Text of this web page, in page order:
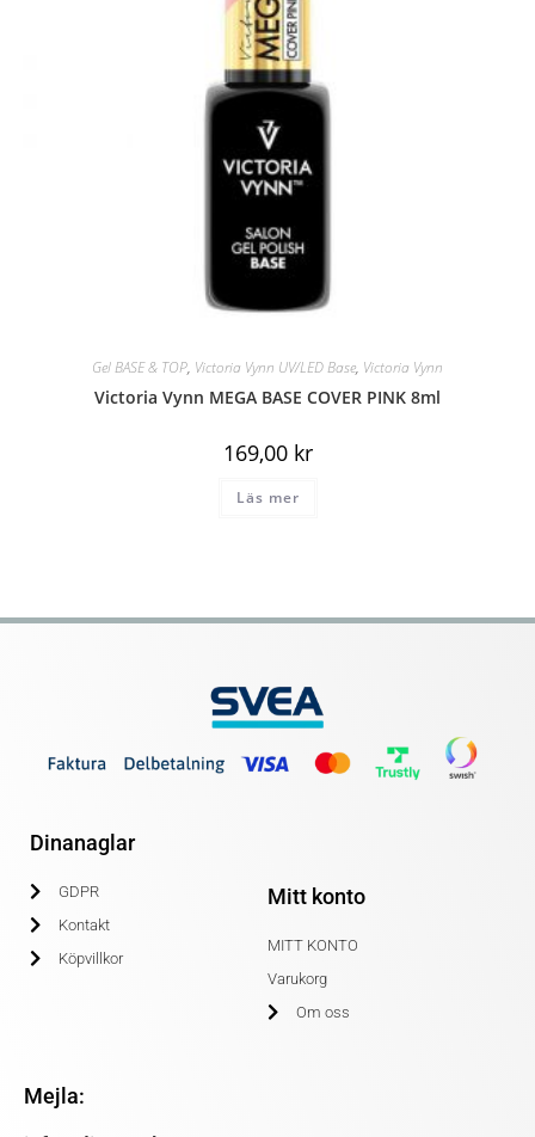
Gel BASE & TOP, Victoria Vynn UV/LED Base, Victoria Vynn
Victoria Vynn MEGA BASE COVER PINK 8ml
169,00 kr
Läs mer
Dinanaglar
GDPR
Kontakt
Köpvillkor
Mitt konto
MITT KONTO
Varukorg
Om oss
Mejla: